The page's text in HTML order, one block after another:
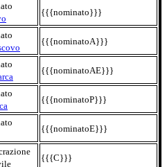
{{{nominato}}}
{{{nominatoA}}}
{{{nominatoAE}}}
{{{nominatoP}}}
{{{nominatoE}}}
{{{C}}}